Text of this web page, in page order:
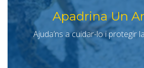
Apadrina Un
Ajuda’ns a cuidar-lo i protegir